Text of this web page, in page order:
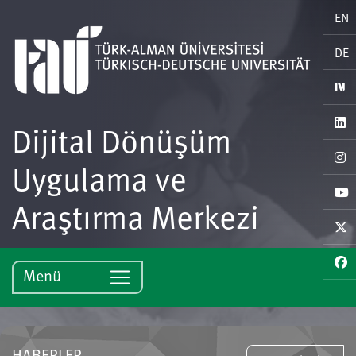
EN
DE
Dijital Dönüşüm
Uygulama ve
Araştırma Merkezi
Menü